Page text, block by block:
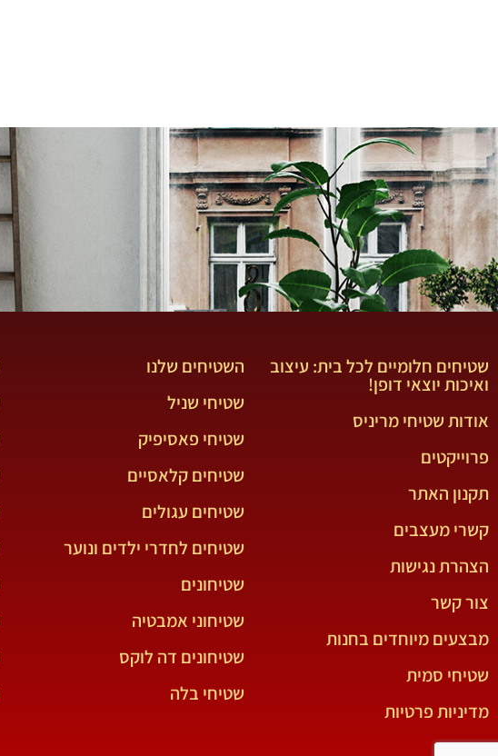
שטיחים חלומיים לכל בית: עיצוב
ואיכות יוצאי דופן!
אודות שטיחי מריניס
פרוייקטים
תקנון האתר
קשרי מעצבים
הצהרת נגישות
צור קשר
מבצעים מיוחדים בחנות
שטיחי סמית
מדיניות פרטיות
השטיחים שלנו
שטיחי שניל
שטיחי פאסיפיק
שטיחים קלאסיים
שטיחים עגולים
שטיחים לחדרי ילדים ונוער
שטיחונים
שטיחוני אמבטיה
שטיחונים דה לוקס
שטיחי בלה